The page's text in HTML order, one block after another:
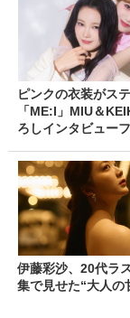
ピンクの衣装がス
「ME:I」MIU＆
ろしインタビュー
伊藤彩沙、20代ラ
集で見せた“大人の